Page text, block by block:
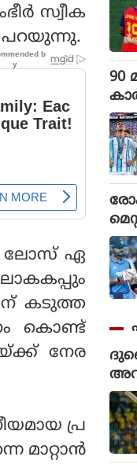
സ്വീക
പറയുന്നു.
ലോസ് ഏ
കടുത്ത
കൊണ്ട്
നേര
പ്ര
മാറ്റാന്‍
90